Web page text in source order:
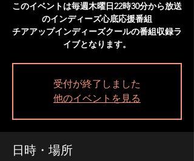
このイベントは毎週木曜日22時30分から放送
のインディーズ心底応援番組
チアアップインディーズクールの番組収録ラ
イブとなります。
受付が終了しました
他のイベントを見る
日時・場所